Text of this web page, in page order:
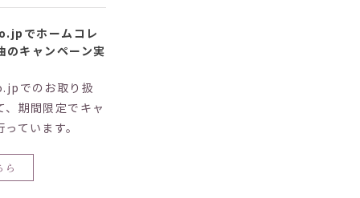
でホームコレ
のキャンペーン実
でのお取り扱
、期間限定でキャ
ています。
ら